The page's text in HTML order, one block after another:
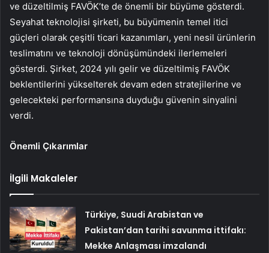
ve düzeltilmiş FAVÖK’te de önemli bir büyüme gösterdi.
Seyahat teknolojisi şirketi, bu büyümenin temel itici
güçleri olarak çeşitli ticari kazanımları, yeni nesil ürünlerin
teslimatını ve teknoloji dönüşümündeki ilerlemeleri
gösterdi. Şirket, 2024 yılı gelir ve düzeltilmiş FAVÖK
beklentilerini yükselterek devam eden stratejilerine ve
gelecekteki performansına duyduğu güvenin sinyalini
verdi.
Önemli Çıkarımlar
İlgili Makaleler
Türkiye, Suudi Arabistan ve
Pakistan’dan tarihi savunma ittifakı:
Mekke Anlaşması imzalandı